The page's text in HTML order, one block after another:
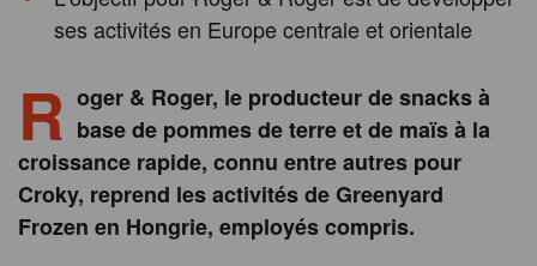
ses activités en Europe centrale et orientale
R oger & Roger, le producteur de snacks à
base de pommes de terre et de maïs à la
croissance rapide, connu entre autres pour
Croky, reprend les activités de Greenyard
Frozen en Hongrie, employés compris.